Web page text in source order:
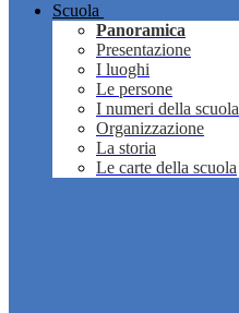
Scuola
Panoramica
Presentazione
I luoghi
Le persone
I numeri della scuola
Organizzazione
La storia
Le carte della scuola